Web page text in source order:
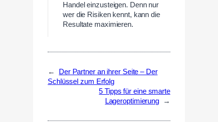
Handel einzusteigen. Denn nur
wer die Risiken kennt, kann die
Resultate maximieren.
←
Der Partner an ihrer Seite – Der
Schlüssel zum Erfolg
5 Tipps für eine smarte
Lageroptimierung
→